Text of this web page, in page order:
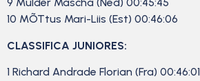
9 Mulder Mascha (Ned) 00:45:45
10 MÕTtus Mari-Liis (Est) 00:46:06
CLASSIFICA JUNIORES:
1 Richard Andrade Florian (Fra) 00:46:01